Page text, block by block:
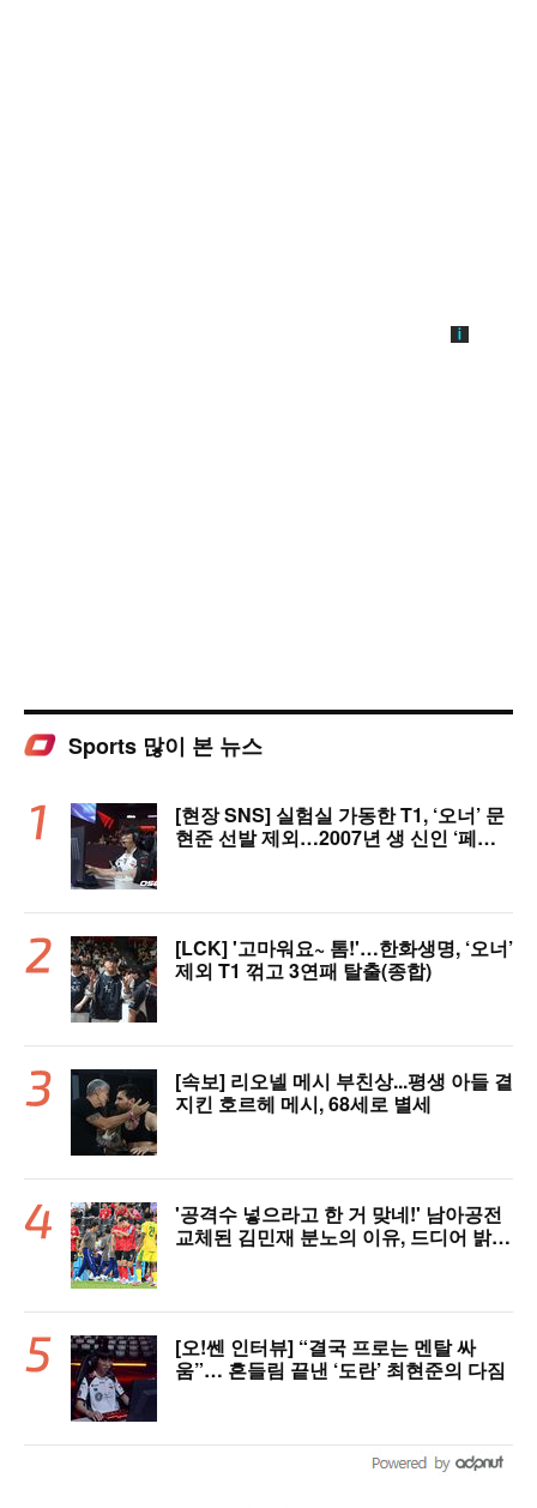
Sports 많이 본 뉴스
[현장 SNS] 실험실 가동한 T1, ‘오너’ 문
현준 선발 제외…2007년 생 신인 ‘페인
[LCK] '고마워요~ 톰!'…한화생명, ‘오너’
제외 T1 꺾고 3연패 탈출(종합)
[속보] 리오넬 메시 부친상...평생 아들 곁
지킨 호르헤 메시, 68세로 별세
'공격수 넣으라고 한 거 맞네!' 남아공전
교체된 김민재 분노의 이유, 드디어 밝혀
[오!쎈 인터뷰] “결국 프로는 멘탈 싸
움”… 흔들림 끝낸 ‘도란’ 최현준의 다짐